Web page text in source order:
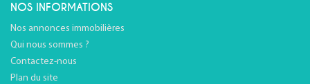
NOS INFORMATIONS
Nos annonces immobilières
Qui nous sommes ?
Contactez-nous
Plan du site